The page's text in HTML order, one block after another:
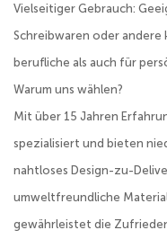
Vielseitiger Gebrauch:
Schreibwaren oder
berufliche als auch für
Warum uns wählen?
Mit über 15 Jahren
spezialisiert und bieten
nahtloses Design-zu-
umweltfreundliche
gewährleistet die